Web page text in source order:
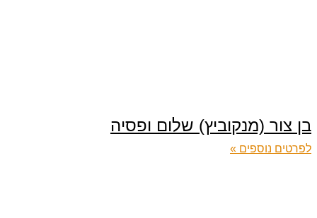
בן צור (מנקוביץ) שלום ופסיה
לפרטים נוספים »